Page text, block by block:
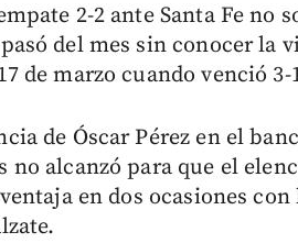
2-2 ante Santa Fe no
del mes sin conocer la
de marzo cuando venció
de Óscar Pérez en el
no alcanzó para que el
en dos ocasiones